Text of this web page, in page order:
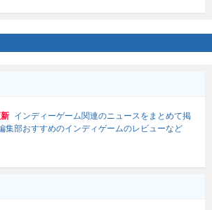
インディーゲーム関連のニュースをまとめて掲
集部おすすめのインディゲームのレビューなど